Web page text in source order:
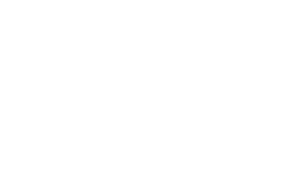
Link, öffnet neues Fenster)
(externer Link, öffnet neues Fenster)